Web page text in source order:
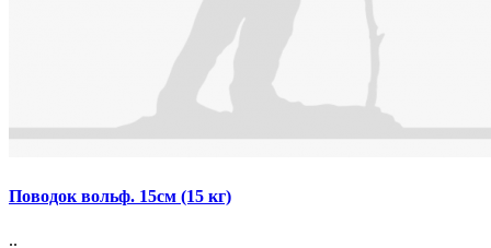
Поводок вольф. 15см (15 кг)
..